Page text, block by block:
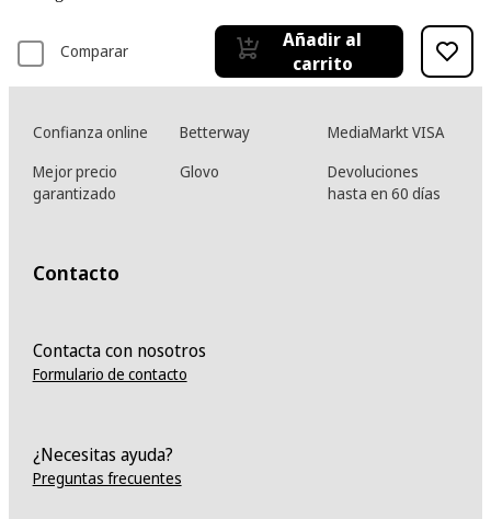
Comparar
Añadir al
carrito
Confianza online Betterway
MediaMarkt VISA
Mejor precio
garantizado
Glovo
Devoluciones
hasta en 60 días
Contacto
Contacta con nosotros
Formulario de contacto
¿Necesitas ayuda?
Preguntas frecuentes